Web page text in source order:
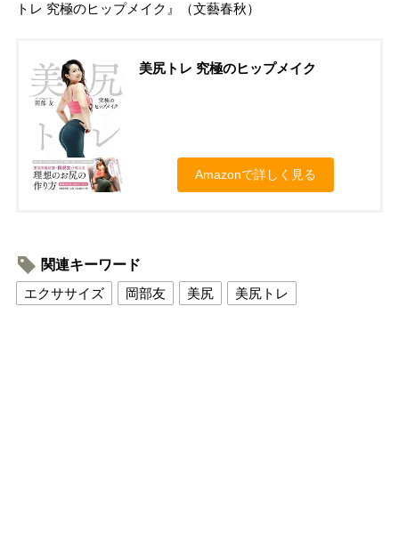
トレ 究極のヒップメイク』（文藝春秋）
美尻トレ 究極のヒップメイク
Amazonで詳しく見る
関連キーワード
エクササイズ
岡部友 美尻 美尻トレ